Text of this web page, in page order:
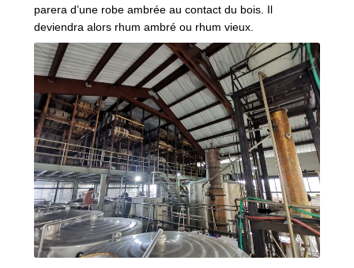
parera d’une robe ambrée au contact du bois. Il
deviendra alors rhum ambré ou rhum vieux.